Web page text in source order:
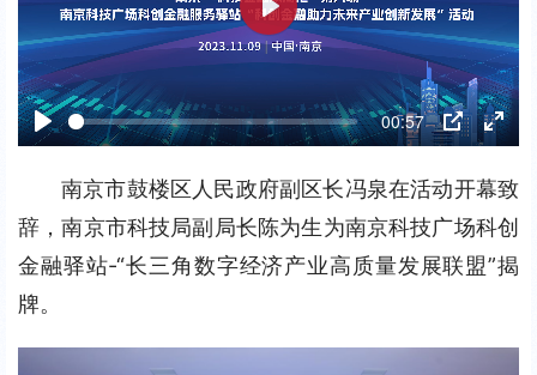
P
y
00:57
P
I
P
E
n
t
e
P
l
a
y
南京市鼓楼区人民政府副区长冯泉在活动开幕致
辞，南京市科技局副局长陈为生为南京科技广场科创
金融驿站-“长三角数字经济产业高质量发展联盟”揭
牌。